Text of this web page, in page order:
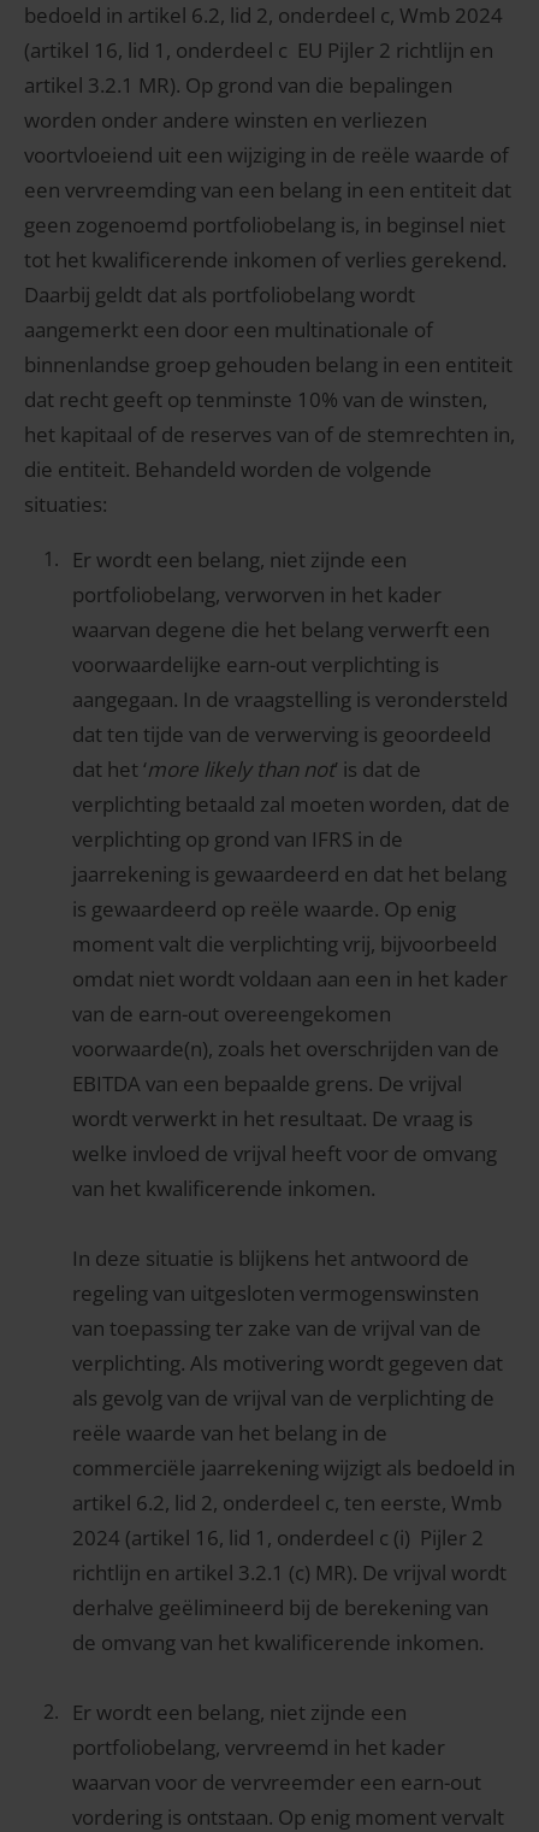
bedoeld in artikel 6.2, lid 2, onderdeel c, Wmb 2024
(artikel 16, lid 1, onderdeel c EU Pijler 2 richtlijn en
artikel 3.2.1 MR). Op grond van die bepalingen
worden onder andere winsten en verliezen
voortvloeiend uit een wijziging in de reële waarde of
een vervreemding van een belang in een entiteit dat
geen zogenoemd portfoliobelang is, in beginsel niet
tot het kwalificerende inkomen of verlies gerekend.
Daarbij geldt dat als portfoliobelang wordt
aangemerkt een door een multinationale of
binnenlandse groep gehouden belang in een entiteit
dat recht geeft op tenminste 10% van de winsten,
het kapitaal of de reserves van of de stemrechten in,
die entiteit. Behandeld worden de volgende
situaties:
Er wordt een belang, niet zijnde een
portfoliobelang, verworven in het kader
waarvan degene die het belang verwerft een
voorwaardelijke earn-out verplichting is
aangegaan. In de vraagstelling is verondersteld
dat ten tijde van de verwerving is geoordeeld
dat het ‘more likely than not’ is dat de
verplichting betaald zal moeten worden, dat de
verplichting op grond van IFRS in de
jaarrekening is gewaardeerd en dat het belang
is gewaardeerd op reële waarde. Op enig
moment valt die verplichting vrij, bijvoorbeeld
omdat niet wordt voldaan aan een in het kader
van de earn-out overeengekomen
voorwaarde(n), zoals het overschrijden van de
EBITDA van een bepaalde grens. De vrijval
wordt verwerkt in het resultaat. De vraag is
welke invloed de vrijval heeft voor de omvang
van het kwalificerende inkomen.
In deze situatie is blijkens het antwoord de
regeling van uitgesloten vermogenswinsten
van toepassing ter zake van de vrijval van de
verplichting. Als motivering wordt gegeven dat
als gevolg van de vrijval van de verplichting de
reële waarde van het belang in de
commerciële jaarrekening wijzigt als bedoeld in
artikel 6.2, lid 2, onderdeel c, ten eerste, Wmb
2024 (artikel 16, lid 1, onderdeel c (i) Pijler 2
richtlijn en artikel 3.2.1 (c) MR). De vrijval wordt
derhalve geëlimineerd bij de berekening van
de omvang van het kwalificerende inkomen.
Er wordt een belang, niet zijnde een
portfoliobelang, vervreemd in het kader
waarvan voor de vervreemder een earn-out
vordering is ontstaan. Op enig moment vervalt